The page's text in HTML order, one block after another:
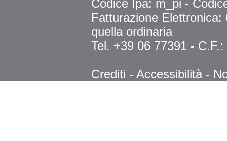
Codice Ipa: m_pi -
Fatturazione
quella ordinaria
Tel. +39 06 77391 -
Crediti - Accessibilità -